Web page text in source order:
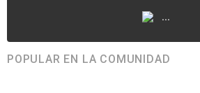
...
POPULAR EN LA COMUNIDAD